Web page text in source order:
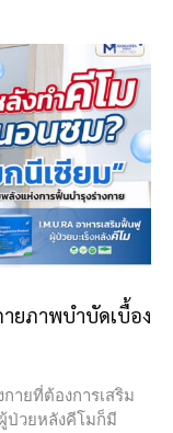
ายภาพบำบัดเบื้อง
ายที่ต้องการเสริม
ป่วยหลังคีโมก็มี